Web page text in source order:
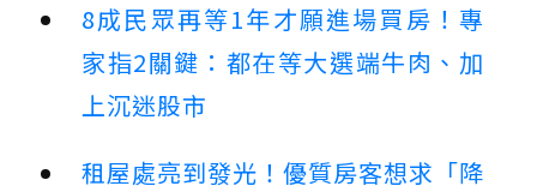
8成民眾再等1年才願進場買房！專
家指2關鍵：都在等大選端牛肉、加
上沉迷股市
租屋處亮到發光！優質房客想求「降